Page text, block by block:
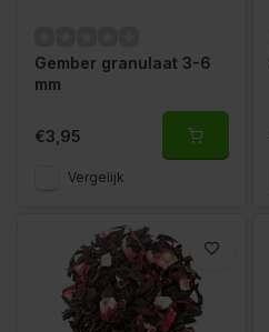
Gember granulaat 3-6
mm
€3,95
Vergelijk